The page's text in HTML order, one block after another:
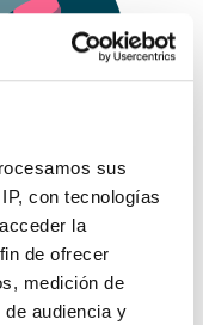
sus
con tecnologías
la
de ofrecer
medición de
audiencia y
como
aquí.